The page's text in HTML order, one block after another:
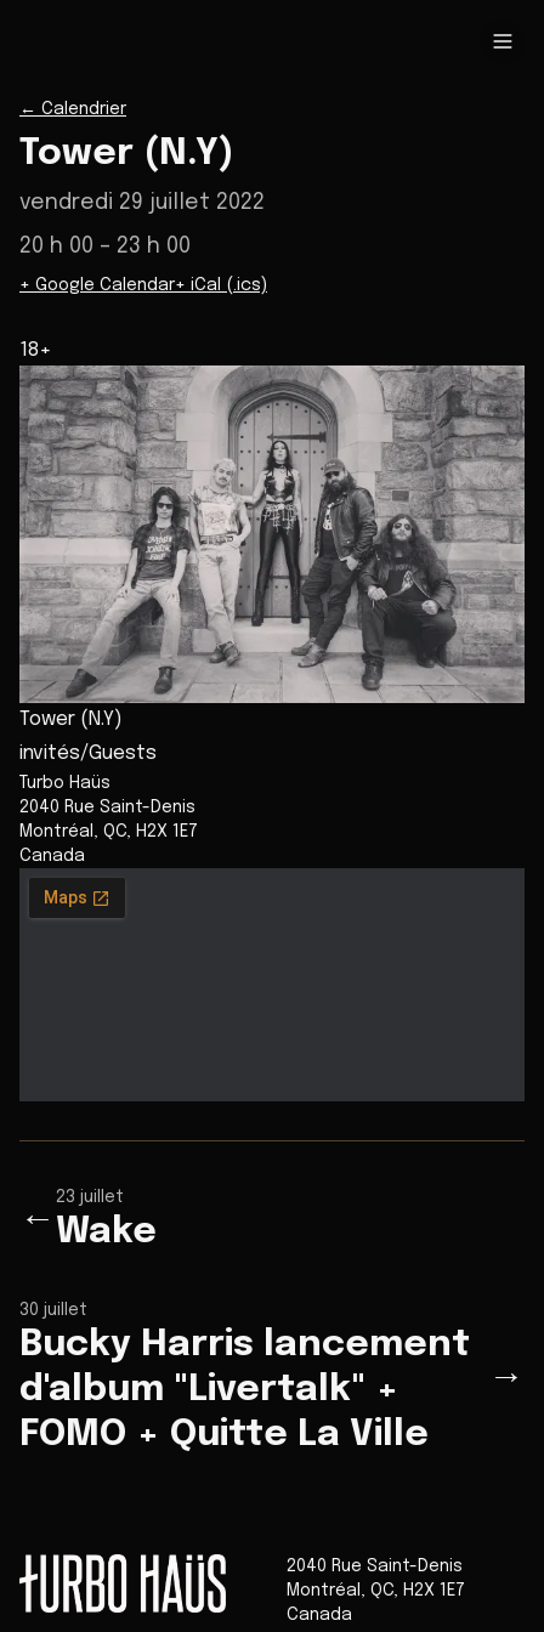
← Calendrier
Tower (N.Y)
vendredi 29 juillet 2022
20 h 00 – 23 h 00
+ Google Calendar+ iCal (.ics)
18+
Tower (N.Y)
invités/Guests
Turbo Haüs
2040 Rue Saint-Denis
Montréal
QC
H2X 1E7
Canada
←
23 juillet
Wake
30 juillet
Bucky Harris lancement
d'album "Livertalk" +
FOMO + Quitte La Ville
→
2040 Rue Saint-Denis
Montréal , QC, H2X 1E7
Canada